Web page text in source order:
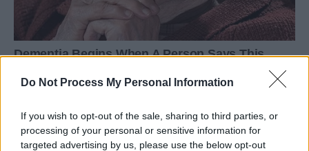
Do Not Process My Personal Information
If you wish to opt-out of the sale, sharing to third parties, or
processing of your personal or sensitive information for
targeted advertising by us, please use the below opt-out